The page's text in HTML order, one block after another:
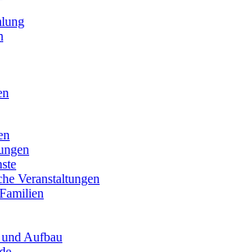
Veranstaltungen
Aufbau